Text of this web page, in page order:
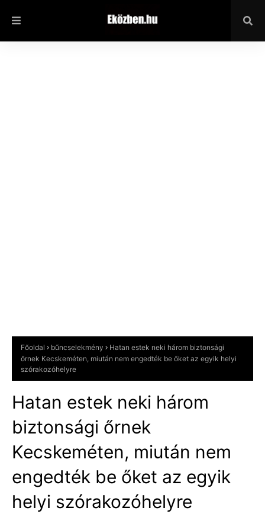
Főoldal bűncselekmény
Hatan estek neki három biztonsági
őrnek Kecskeméten, miután nem engedték be őket az egyik helyi
szórakozóhelyre
Hatan estek neki három
biztonsági őrnek
Kecskeméten, miután nem
engedték be őket az egyik
helyi szórakozóhelyre